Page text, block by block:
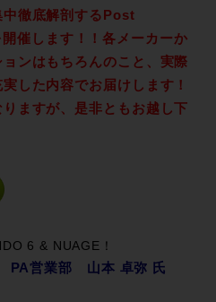
中徹底解剖するPost
催します！！各メーカーか
ンはもちろんのこと、実際
した内容でお届けします！
ますが、是非ともお越し下
6 & NUAGE！
PA営業部 山本 卓弥 氏